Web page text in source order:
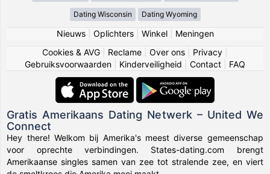
Dating Wisconsin Dating Wyoming
Nieuws| Oplichters| Winkel| Meningen
Cookies & AVG
Reclame Over ons Privacy
Gebruiksvoorwaarden
Kinderveiligheid Contact FAQ
Gratis Amerikaans Dating Netwerk – United We
Connect
Hey there! Welkom bij Amerika's meest diverse gemeenschap
voor oprechte verbindingen. States-dating.com brengt
Amerikaanse singles samen van zee tot stralende zee, en viert